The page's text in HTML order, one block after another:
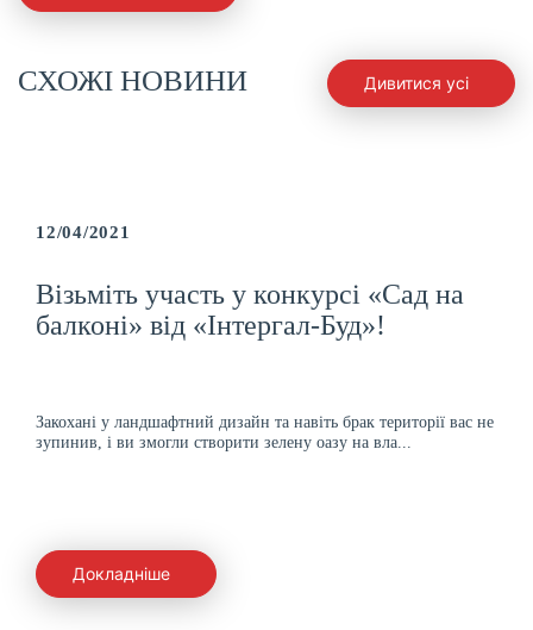
СХОЖІ НОВИНИ Дивитися усі
12/04/2021
Візьміть участь у конкурсі «Сад на
балконі» від «Інтергал-Буд»!
Закохані у ландшафтний дизайн та навіть брак території вас не
зупинив, і ви змогли створити зелену оазу на вла...
Докладніше